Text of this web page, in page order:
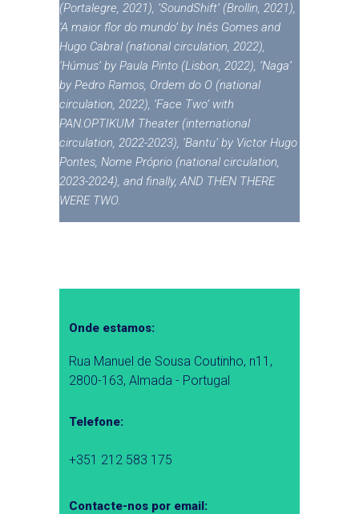
(Portalegre, 2021), ‘SoundShift’ (Brollin, 2021),
‘A maior flor do mundo’ by Inês Gomes and
Hugo Cabral (national circulation, 2022),
‘Húmus’ by Paula Pinto (Lisbon, 2022), ‘Naga’
by Pedro Ramos, Ordem do O (national
circulation, 2022), ‘Face Two’ with
PAN.OPTIKUM Theater (international
circulation, 2022-2023), ‘Bantu’ by Victor Hugo
Pontes, Nome Próprio (national circulation,
2023-2024), and finally, AND THEN THERE
WERE TWO.
Onde estamos:
Rua Manuel de Sousa Coutinho, n11,
2800-163, Almada - Portugal
Telefone:
+351 212 583 175
Contacte-nos por email: